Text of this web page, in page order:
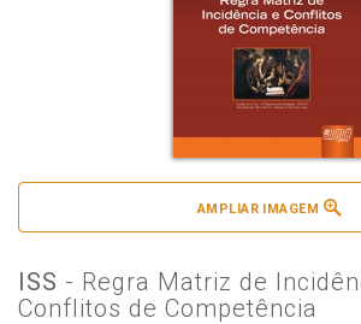
AMPLIAR IMAGEM
ISS - Regra Matriz de
Conflitos de Competência